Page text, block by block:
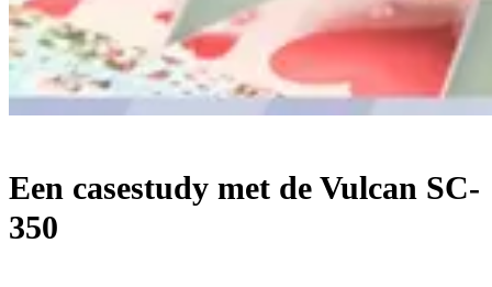
Een casestudy met de Vulcan SC-
350